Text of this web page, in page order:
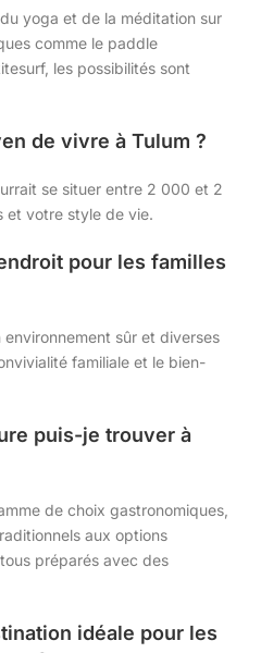
yoga et de la méditation sur
comme le paddle
les possibilités sont
de vivre à Tulum ?
se situer entre 2 000 et 2
et votre style de vie.
pour les familles
sûr et diverses
familiale et le bien-
puis-je trouver à
de choix gastronomiques,
aux options
préparés avec des
idéale pour les